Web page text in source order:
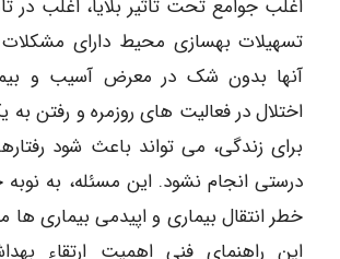
اغلب جوامع تحت تاثیر بلایا، اغلب در
تسهیلات بهسازی محیط دارای
آنها بدون شک در معرض آسیب و
اختلال در فعالیت های روزمره و رفتن
برای زندگی، می تواند باعث شود
درستی انجام نشود. این مسئله، به نوبه
خطر انتقال بیماری و اپیدمی بیماری
این راهنمای فنی اهمیت ارتقاء